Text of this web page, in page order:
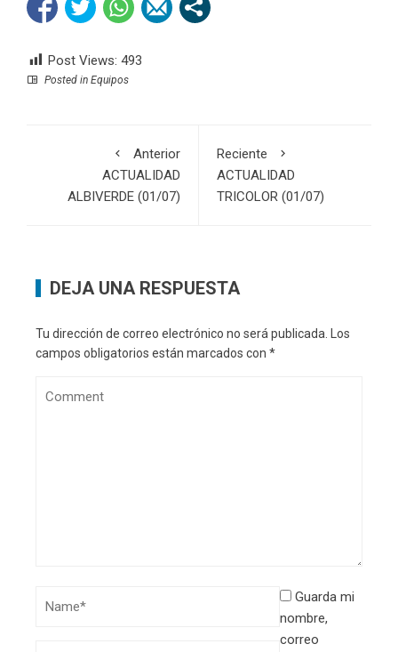
Post Views: 493
Posted in Equipos
Anterior
ACTUALIDAD
ALBIVERDE (01/07)
Reciente
ACTUALIDAD
TRICOLOR (01/07)
DEJA UNA RESPUESTA
Tu dirección de correo electrónico no será publicada. Los
campos obligatorios están marcados con *
Guarda mi
nombre,
correo